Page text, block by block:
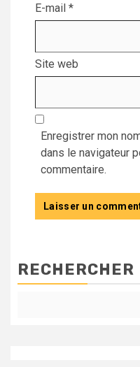
E-mail *
Site web
Enregistrer mon
dans le navigateur
commentaire.
RECHERCHER